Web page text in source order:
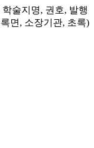
술지명, 권호, 발행
면, 소장기관, 초록)